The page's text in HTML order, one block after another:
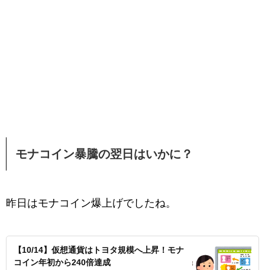
モナコイン暴騰の翌日はいかに？
昨日はモナコイン爆上げでしたね。
【10/14】仮想通貨はトヨタ規模へ上昇！モナ
コイン年初から240倍達成